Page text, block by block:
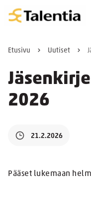
Etusivu Uutiset
2026
21.2.2026
Pääset lukemaan